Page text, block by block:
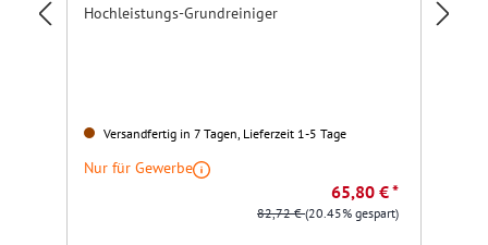
Hochleistungs-Grundreiniger
Versandfertig in 7 Tagen, Lieferzeit 1-5 Tage
Nur für Gewerbe
65,80 € *
82,72 €(20.45% gespart)